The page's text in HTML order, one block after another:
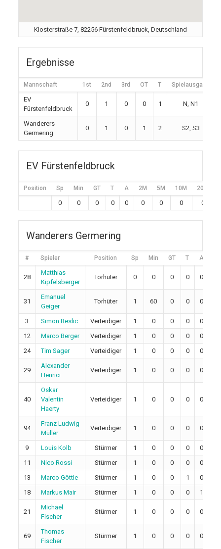
Klosterstraße 7, 82256 Fürstenfeldbruck, Deutschland
Ergebnisse
Mannschaft 1st 2nd 3rd OT T Spielausgang
EV
Fürstenfeldbruck
0 1 0 0 1 N, N1
Wanderers
Germering
0 1 0 1 2 S2, S3
EV Fürstenfeldbruck
Position Sp Min GT T A 2M 5M 10M 20M
0 0 0 0 0 0 0 0 0
Wanderers Germering
# Spieler Position Sp Min GT T A
28
Matthias
Kipfelsberger
Torhüter 0 0 0 0 0
31
Emanuel
Geiger
Torhüter 1 60 0 0 0
3 Simon Beslic Verteidiger 1 0 0 0 0
12
Marco Berger Verteidiger 1 0 0 0 0
24
Tim Sager Verteidiger 1 0 0 0 0
29
Alexander
Henrici
Verteidiger 1 0 0 0 0
40
Oskar
Valentin
Haerty
Verteidiger 1 0 0 0 0
94
Franz Ludwig
Müller
Verteidiger 1 0 0 0 0
9 Louis Kolb Stürmer 1 0 0 0 0
11
Nico Rossi Stürmer 1 0 0 0 0
13
Marco Göttle Stürmer 1 0 0 1 0
18
Markus Mair Stürmer 1 0 0 0 1
21
Michael
Fischer
Stürmer 1 0 0 0 0
69
Thomas
Fischer
Stürmer 1 0 0 0 0